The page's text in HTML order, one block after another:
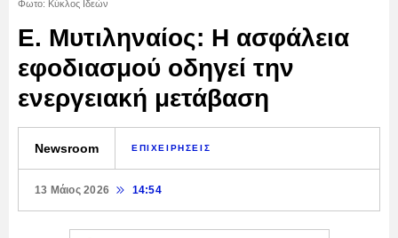
Φωτο: Κύκλος Ιδεών
Ε. Μυτιληναίος: Η ασφάλεια
εφοδιασμού οδηγεί την
ενεργειακή μετάβαση
Newsroom ΕΠΙΧΕΙΡΗΣΕΙΣ
13 Μάιος 2026 14:54